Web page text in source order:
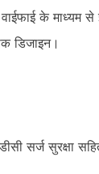
के माध्यम से
डिजाइन।
सर्ज सुरक्षा